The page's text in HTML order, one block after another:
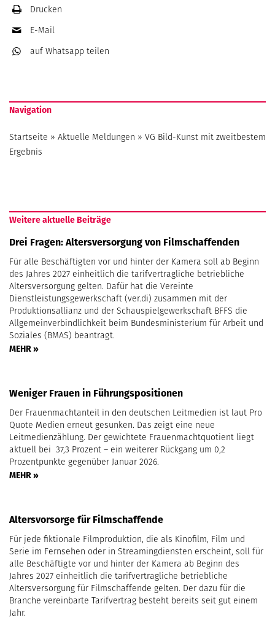
Drucken
E-Mail
auf Whatsapp teilen
Navigation
Startseite » Aktuelle Meldungen » VG Bild-Kunst mit zweitbestem
Ergebnis
Weitere aktuelle Beiträge
Drei Fragen: Altersversorgung von Filmschaffenden
Für alle Beschäftigten vor und hinter der Kamera soll ab Beginn
des Jahres 2027 einheitlich die tarifvertragliche betriebliche
Altersversorgung gelten. Dafür hat die Vereinte
Dienstleistungsgewerkschaft (ver.di) zusammen mit der
Produktionsallianz und der Schauspielgewerkschaft BFFS die
Allgemeinverbindlichkeit beim Bundesministerium für Arbeit und
Soziales (BMAS) beantragt.
MEHR »
Weniger Frauen in Führungspositionen
Der Frauenmachtanteil in den deutschen Leitmedien ist laut Pro
Quote Medien erneut gesunken. Das zeigt eine neue
Leitmedienzählung. Der gewichtete Frauenmachtquotient liegt
aktuell bei 37,3 Prozent – ein weiterer Rückgang um 0,2
Prozentpunkte gegenüber Januar 2026.
MEHR »
Altersvorsorge für Filmschaffende
Für jede fiktionale Filmproduktion, die als Kinofilm, Film und
Serie im Fernsehen oder in Streamingdiensten erscheint, soll für
alle Beschäftigte vor und hinter der Kamera ab Beginn des
Jahres 2027 einheitlich die tarifvertragliche betriebliche
Altersversorgung für Filmschaffende gelten. Der dazu für die
Branche vereinbarte Tarifvertrag besteht bereits seit gut einem
Jahr.